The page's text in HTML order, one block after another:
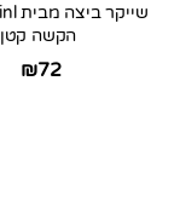
הקשה קטן
₪72